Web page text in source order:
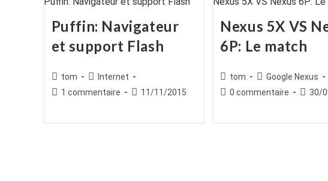
Puffin: Navigateur
et support Flash
Auteur/autrice
de
tom
Post
category:
Internet
Commentaires
1 commentaire
Publication
11/11/2015
Nexus 5X VS
6P: Le match
Auteur/autrice
de
tom
Post
category:
Google Nexus
Commentaires
0 commentaire 30/